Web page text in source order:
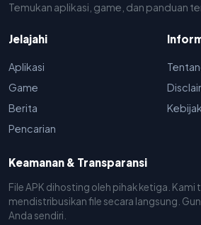
Temukan aplikasi, game, dan panduan
Jelajahi
Aplikasi
Game
Berita
Pencarian
Keamanan & Transparansi
File APK dihosting oleh pihak ketiga.
mendistribusikan file secara langsung.
Anda sendiri.